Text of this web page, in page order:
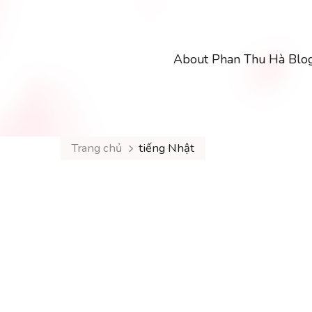
About Phan Thu Hà
Trang chủ tiếng Nhật